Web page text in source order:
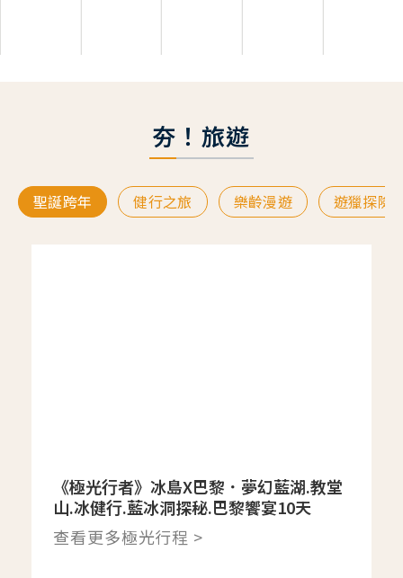
夯！旅遊
聖誕跨年 健行之旅 樂齡漫遊 遊獵探險
《極光行者》冰島X巴黎．夢幻藍湖.教堂
山.冰健行.藍冰洞探秘.巴黎饗宴10天
查看更多極光行程 >